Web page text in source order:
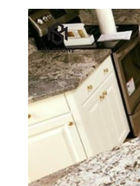
Đá Nội Thất
Chậu Lavabo Đá
Mặt Bàn Lavabo Đá
Đá Bàn Bếp Cao Cấp
Đá Ốp Bếp Tự Nhiên
Các Loại Đá Khác
Kính Màu Ốp Bếp
Mặt Hàng nhập khẩu
Vách Tivi ỐP Đá Cao